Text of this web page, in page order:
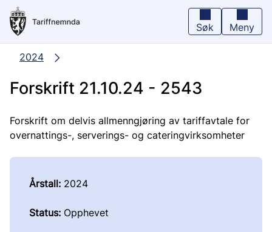
Hopp
hovedinnhold
Søk Meny
2024
Forskrift 21.10.24 - 2543
Forskrift om delvis allmenngjøring av tariffavtale for
overnattings-, serverings- og cateringvirksomheter
Årstall: 2024
Status: Opphevet